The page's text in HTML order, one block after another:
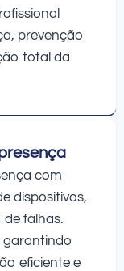
prevenção
total da
com
dispositivos,
falhas.
garantindo
eficiente e